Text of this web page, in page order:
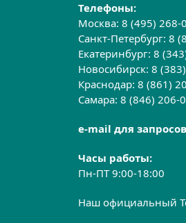
Телефоны:
Москва:8 (495) 268-
Санкт-Петербург:8
Екатеринбург:8
Новосибирск:8
Краснодар:8 (861)
Самара:8 (846) 206-
e-mail для
Часы работы:
Пн-ПТ 9:00-18:00
Наш официальный